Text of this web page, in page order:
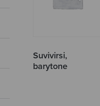
Suvivirsi,
barytone